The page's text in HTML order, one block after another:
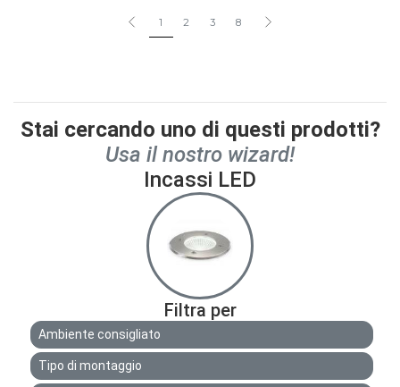
1 2 3 8
Stai cercando uno di questi prodotti?
Usa il nostro wizard!
Incassi LED
Filtra per
Ambiente consigliato
Tipo di montaggio